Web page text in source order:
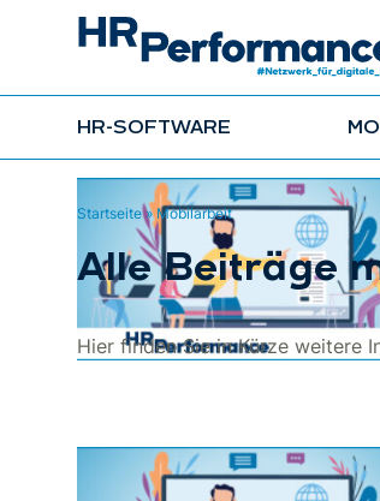
HR-SOFTWARE
Startseite»Mobilarbeit
Alle Beiträge
Hier finden Sie in Kürze weitere